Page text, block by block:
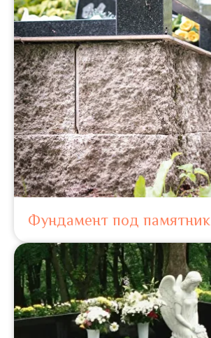
Фундамент под памятник